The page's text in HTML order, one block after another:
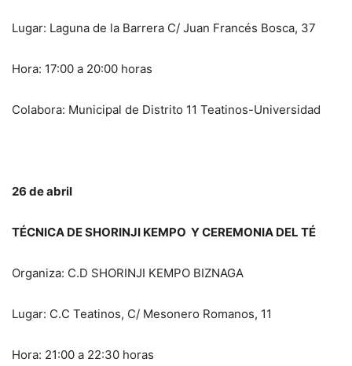
Lugar: Laguna de la Barrera C/ Juan Francés Bosca, 37
Hora: 17:00 a 20:00 horas
Colabora: Municipal de Distrito 11 Teatinos-Universidad
26 de abril
TÉCNICA DE SHORINJI KEMPO Y CEREMONIA DEL TÉ
Organiza: C.D SHORINJI KEMPO BIZNAGA
Lugar: C.C Teatinos, C/ Mesonero Romanos, 11
Hora: 21:00 a 22:30 horas